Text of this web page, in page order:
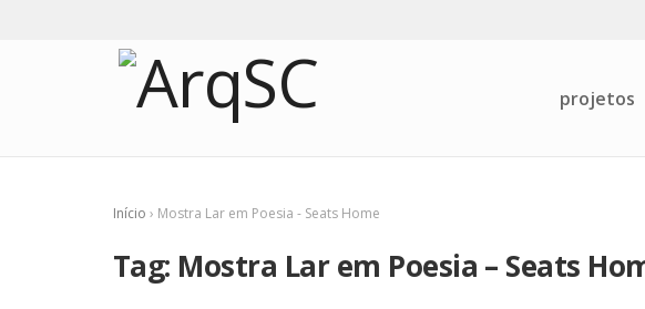
projetos
Início › Mostra Lar em Poesia - Seats Home
Tag: Mostra Lar em Poesia – Seats